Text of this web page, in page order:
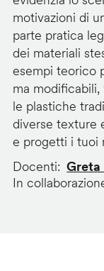
motivazioni di
parte pratica
dei materiali
esempi teorico
ma
le plastiche
diverse texture
e progetti i tuoi
Docenti
Greta
In